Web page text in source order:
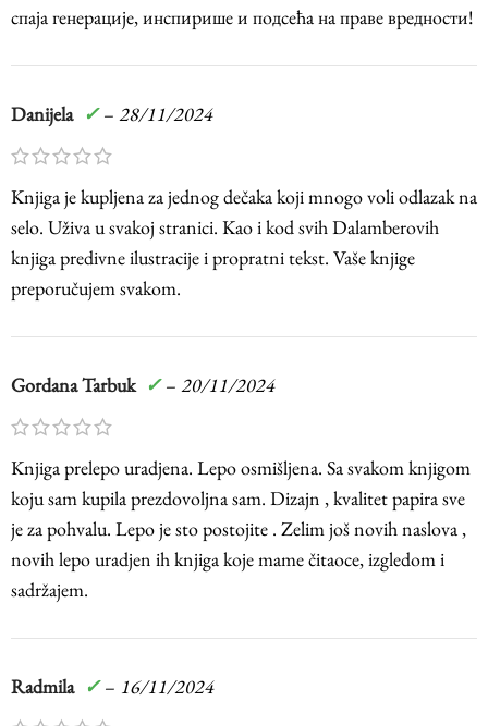
спаја генерације, инспирише и подсећа на праве вредности!
Danijela ✓ – 28/11/2024
Knjiga je kupljena za jednog dečaka koji mnogo voli odlazak na
selo. Uživa u svakoj stranici. Kao i kod svih Dalamberovih
knjiga predivne ilustracije i propratni tekst. Vaše knjige
preporučujem svakom.
Gordana Tarbuk ✓ – 20/11/2024
Knjiga prelepo uradjena. Lepo osmišljena. Sa svakom knjigom
koju sam kupila prezdovoljna sam. Dizajn , kvalitet papira sve
je za pohvalu. Lepo je sto postojite . Zelim još novih naslova ,
novih lepo uradjen ih knjiga koje mame čitaoce, izgledom i
sadržajem.
Radmila ✓ – 16/11/2024